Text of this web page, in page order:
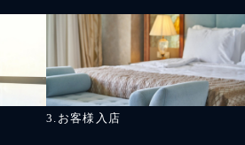
3.お客様入店